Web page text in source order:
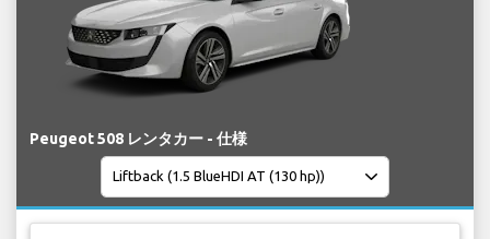
Peugeot 508 レンタカー - 仕様